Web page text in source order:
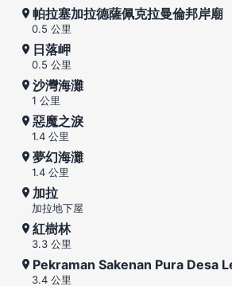
帕拉塞加拉德薩佩克拉曼倫邦岸廟
0.5 公里
日落岬
0.5 公里
沙灣海灘
1 公里
惡魔之淚
1.4 公里
夢幻海灘
1.4 公里
加拉
加拉地下屋
紅樹林
3.3 公里
Pekraman Sakenan Pura Desa
3.4 公里